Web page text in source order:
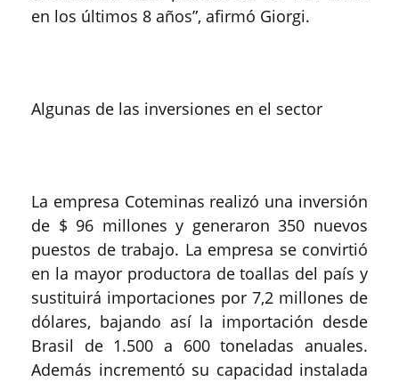
en los últimos 8 años”, afirmó Giorgi.
Algunas de las inversiones en el sector
La empresa Coteminas realizó una inversión
de $ 96 millones y generaron 350 nuevos
puestos de trabajo. La empresa se convirtió
en la mayor productora de toallas del país y
sustituirá importaciones por 7,2 millones de
dólares, bajando así la importación desde
Brasil de 1.500 a 600 toneladas anuales.
Además incrementó su capacidad instalada